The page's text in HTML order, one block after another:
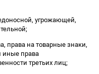
угрожающей,
права на товарные знаки,
иные права
третьих лиц;